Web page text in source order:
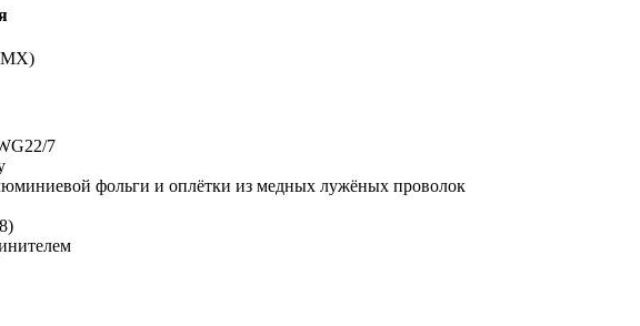
7
фольги и оплётки из медных лужёных проволок